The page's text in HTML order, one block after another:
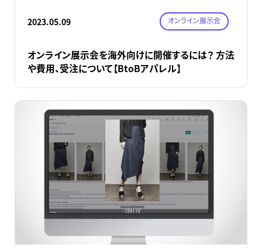
2023.05.09 オンライン展示会
オンライン展示会を海外向けに開催するには？ 方法
や費用、受注について【BtoBアパレル】